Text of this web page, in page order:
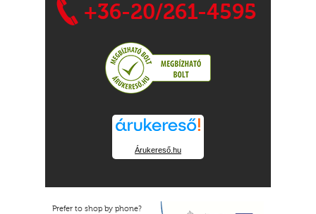
+36-20/261-4595
Árukereső.hu
Prefer to shop by phone?